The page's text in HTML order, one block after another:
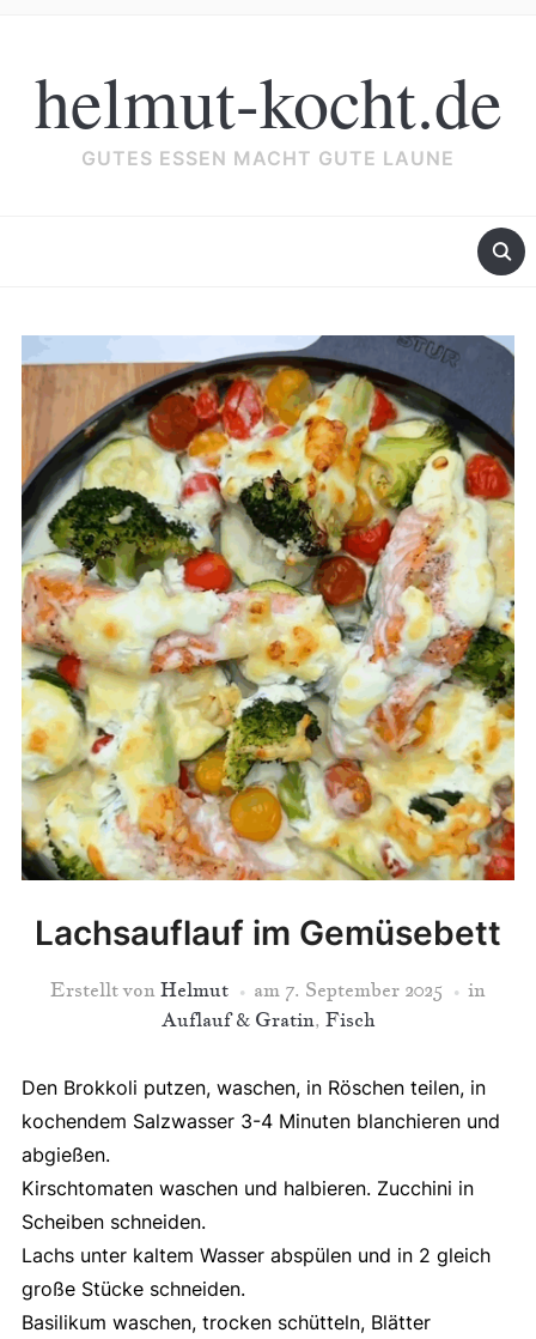
helmut-kocht.de
GUTES ESSEN MACHT GUTE LAUNE
Lachsauflauf im Gemüsebett
Erstellt von Helmut am 7. September 2025
in
Auflauf & Gratin, Fisch
Den Brokkoli putzen, waschen, in Röschen teilen, in
kochendem Salzwasser 3-4 Minuten blanchieren und
abgießen.
Kirschtomaten waschen und halbieren. Zucchini in
Scheiben schneiden.
Lachs unter kaltem Wasser abspülen und in 2 gleich
große Stücke schneiden.
Basilikum waschen, trocken schütteln, Blätter